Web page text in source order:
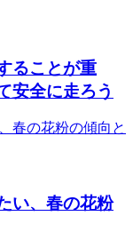
ることが重
安全に走ろう
い、春の花粉